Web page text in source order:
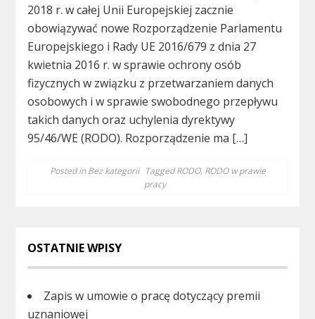
2018 r. w całej Unii Europejskiej zacznie
obowiązywać nowe Rozporządzenie Parlamentu
Europejskiego i Rady UE 2016/679 z dnia 27
kwietnia 2016 r. w sprawie ochrony osób
fizycznych w związku z przetwarzaniem danych
osobowych i w sprawie swobodnego przepływu
takich danych oraz uchylenia dyrektywy
95/46/WE (RODO). Rozporządzenie ma […]
Posted inBez kategorii TaggedRODO, RODO w prawie
pracy
OSTATNIE WPISY
Zapis w umowie o pracę dotyczący premii
uznaniowej